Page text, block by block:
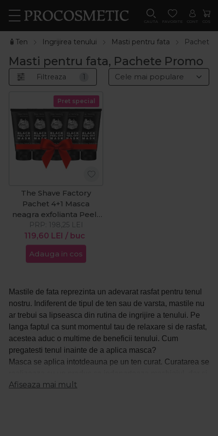
CAUTA FAVORITE CONT COS
🧴Ten Ingrijirea tenului Masti pentru fata Pachete
Masti pentru fata, Pachete Promo
Filtreaza 1
Pret special
The Shave Factory
Pachet 4+1 Masca
neagra exfolianta Peel-
Off 150ml
119,60 LEI / buc
PRP: 198,25 LEI
Adauga in cos
Mastile de fata reprezinta un adevarat rasfat pentru tenul
nostru. Indiferent de tipul de ten sau de varsta, mastile nu
ar trebui sa lipseasca din rutina de ingrijire a tenului. Pe
langa faptul ca sunt momentul tau de relaxare si de rasfat,
acestea aduc o multime de beneficii tenului. Cum
pregatesti tenul inainte de a aplica masca?
Masca se aplica intotdeauna pe un ten curat. Curatarea se
urmele de impuritati de pe fata. Multi dintre specialisti
Afiseaza mai mult